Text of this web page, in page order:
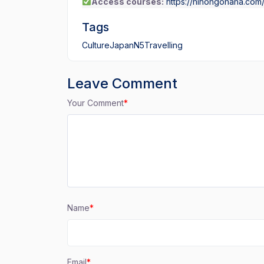
Tags
CultureJapanN5Travelling
Leave Comment
Your Comment*
Name*
Email*